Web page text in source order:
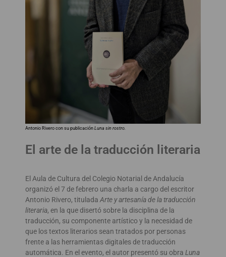
Antonio Rivero con su publicación Luna sin rostro.
El arte de la traducción literaria
El Aula de Cultura del Colegio Notarial de Andalucía
organizó el 7 de febrero una charla a cargo del escritor
Antonio Rivero, titulada Arte y artesanía de la traducción
literaria, en la que disertó sobre la disciplina de la
traducción, su componente artístico y la necesidad de
que los textos literarios sean tratados por personas
frente a las herramientas digitales de traducción
automática. En el evento, el autor presentó su obra Luna